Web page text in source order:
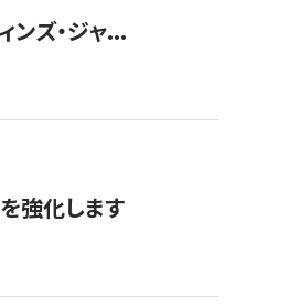
ンズ・ジャ...
強化します